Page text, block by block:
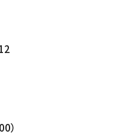
）